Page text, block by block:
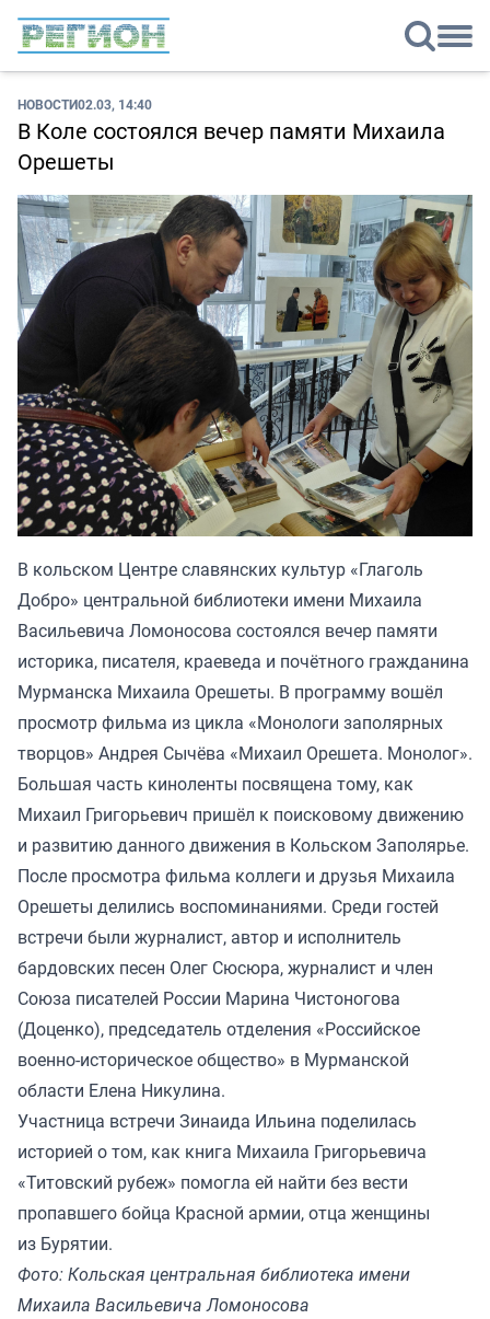
НОВОСТИ02.03, 14:40
В Коле состоялся вечер памяти Михаила
Орешеты
В кольском Центре славянских культур «Глаголь
Добро» центральной библиотеки имени Михаила
Васильевича Ломоносова состоялся вечер памяти
историка, писателя, краеведа и почётного гражданина
Мурманска Михаила Орешеты. В программу вошёл
просмотр фильма из цикла «Монологи заполярных
творцов» Андрея Сычёва «Михаил Орешета. Монолог».
Большая часть киноленты посвящена тому, как
Михаил Григорьевич пришёл к поисковому движению
и развитию данного движения в Кольском Заполярье.
После просмотра фильма коллеги и друзья Михаила
Орешеты делились воспоминаниями. Среди гостей
встречи были журналист, автор и исполнитель
бардовских песен Олег Сюсюра, журналист и член
Союза писателей России Марина Чистоногова
(Доценко), председатель отделения «Российское
военно-историческое общество» в Мурманской
области Елена Никулина.
Участница встречи Зинаида Ильина поделилась
историей о том, как книга Михаила Григорьевича
«Титовский рубеж» помогла ей найти без вести
пропавшего бойца Красной армии, отца женщины
из Бурятии.
Фото: Кольская центральная библиотека имени
Михаила Васильевича Ломоносова